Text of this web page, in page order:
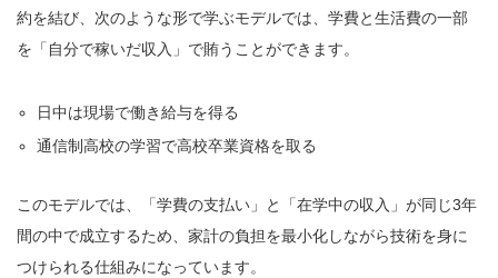
約を結び、次のような形で学ぶモデルでは、学費と生活費の一部
を「自分で稼いだ収入」で賄うことができます。
日中は現場で働き給与を得る
通信制高校の学習で高校卒業資格を取る
このモデルでは、「学費の支払い」と「在学中の収入」が同じ3年
間の中で成立するため、家計の負担を最小化しながら技術を身に
つけられる仕組みになっています。